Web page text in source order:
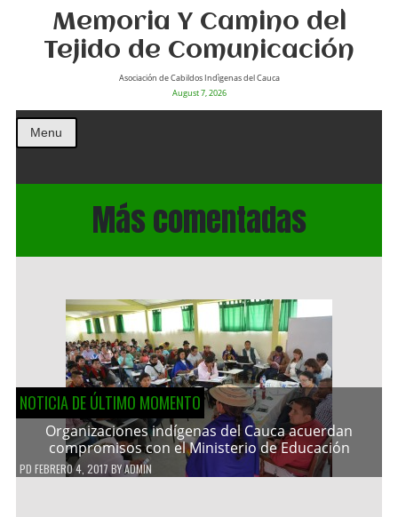
Memoria Y Camino del
Tejido de Comunicación
Asociación de Cabildos Indìgenas del Cauca
August 7, 2026
Menu
Más comentadas
NOTICIA DE ÚLTIMO MOMENTO
Organizaciones indígenas del Cauca acuerdan
compromisos con el Ministerio de Educación
PD FEBRERO 4, 2017 BYADMIN